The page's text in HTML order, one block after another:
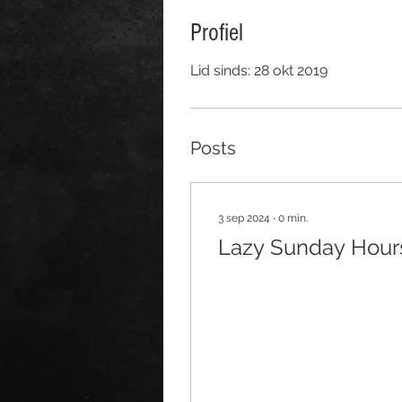
Profiel
Lid sinds: 28 okt 2019
Posts
3 sep 2024 ∙ 0 min.
Lazy Sunday